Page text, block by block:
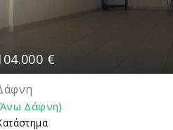
€
Δάφνη)